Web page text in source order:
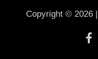
Copyright © 2026